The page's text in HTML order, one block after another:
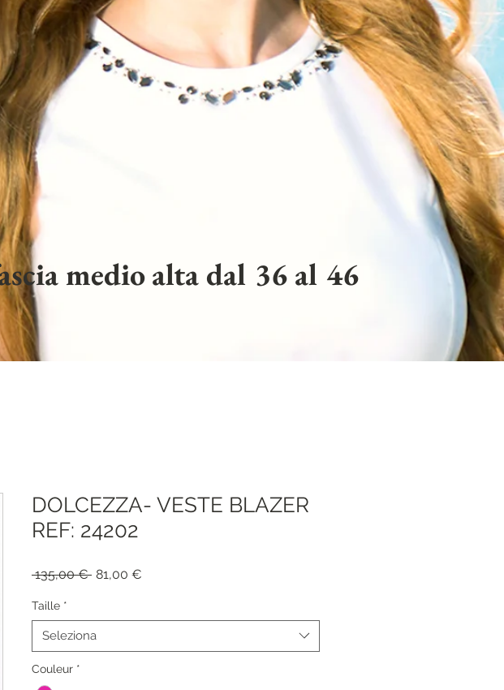
medio alta dal 36 al 46
DOLCEZZA- VESTE BLAZER
REF: 24202
135,00 € Prezzo
81,00 €
Taille *
Seleziona
Couleur *